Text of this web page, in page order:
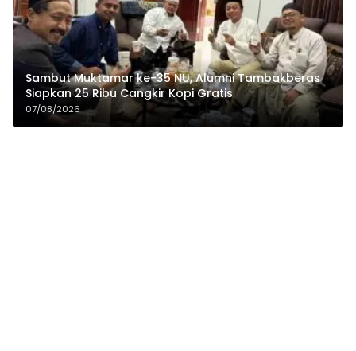
Sambut Muktamar ke-35 NU, Alumni Tambakberas
Siapkan 25 Ribu Cangkir Kopi Gratis
07/08/2026